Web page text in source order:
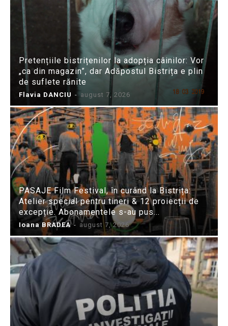
Pretențiile bistrițenilor la adopția câinilor: Vor
„ca din magazin”, dar Adăpostul Bistrița e plin
de suflete rănite
Flavia DANCIU - august 7, 2026
PASAJE Film Festival, în curând la Bistrița:
Atelier special pentru tineri & 12 proiecții de
excepție. Abonamentele s-au pus...
Ioana BRADEA - august 7, 2026